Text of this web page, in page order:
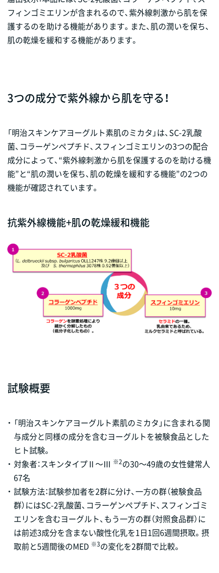
フィンゴミエリンが含まれるので、紫外線刺激から肌を保
護するのを助ける機能があります。また、肌の潤いを保ち、
肌の乾燥を緩和する機能があります。
3つの成分で紫外線から肌を守る！
「明治スキンケアヨーグルト素肌のミカタ」は、SC-2乳酸
菌、コラーゲンペプチド、スフィンゴミエリンの3つの配合
成分によって、“紫外線刺激から肌を保護するのを助ける機
能”と“肌の潤いを保ち、肌の乾燥を緩和する機能”の2つの
機能が確認されています。
抗紫外線機能+肌の乾燥緩和機能
試験概要
・ 「明治スキンケアヨーグルト素肌のミカタ」に含まれる関
与成分と同様の成分を含むヨーグルトを被験食品とした
ヒト試験。
・ 対象者：スキンタイプⅡ～Ⅲ ※2の30～49歳の女性健常人
67名
・ 試験方法：試験参加者を2群に分け、一方の群（被験食品
群）にはSC-2乳酸菌、コラーゲンペプチド、スフィンゴミ
エリンを含むヨーグルト、もう一方の群（対照食品群）に
は前述3成分を含まない酸性化乳を1日1回6週間摂取。摂
取前と5週間後のMED ※3の変化を2群間で比較。